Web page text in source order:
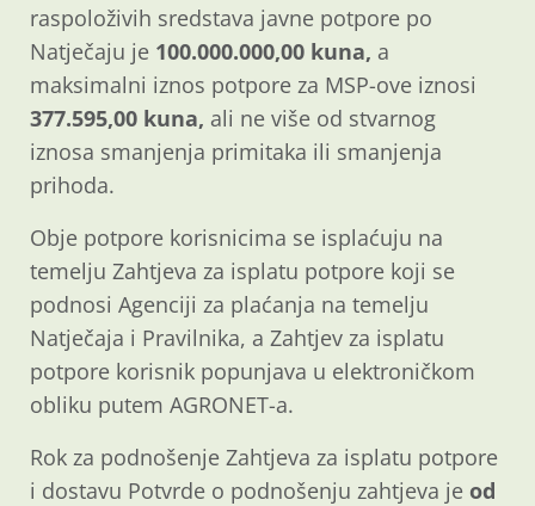
raspoloživih sredstava javne potpore po
Natječaju je 100.000.000,00 kuna, a
maksimalni iznos potpore za MSP-ove iznosi
377.595,00 kuna, ali ne više od stvarnog
iznosa smanjenja primitaka ili smanjenja
prihoda.
Obje potpore korisnicima se isplaćuju na
temelju Zahtjeva za isplatu potpore koji se
podnosi Agenciji za plaćanja na temelju
Natječaja i Pravilnika, a Zahtjev za isplatu
potpore korisnik popunjava u elektroničkom
obliku putem AGRONET-a.
Rok za podnošenje Zahtjeva za isplatu potpore
i dostavu Potvrde o podnošenju zahtjeva je od